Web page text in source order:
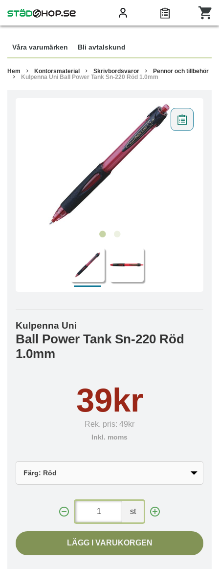
Våra varumärken Bli avtalskund
Hem Kontorsmaterial Skrivbordsvaror
Pennor och tillbehör
Kulpenna Uni Ball Power Tank Sn-220 Röd 1.0mm
Kulpenna Uni
Ball Power Tank Sn-220 Röd
1.0mm
39kr
Rek. pris: 49kr
Inkl. moms
st
LÄGG I VARUKORGEN